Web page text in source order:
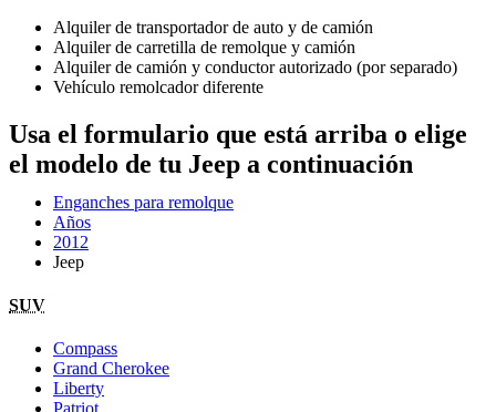
Alquiler de transportador de auto y de camión
Alquiler de carretilla de remolque y camión
Alquiler de camión y conductor autorizado (por separado)
Vehículo remolcador diferente
Usa el formulario que está arriba o elige
el modelo de tu Jeep a continuación
Enganches para remolque
Años
2012
Jeep
SUV
Compass
Grand Cherokee
Liberty